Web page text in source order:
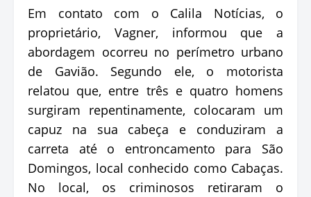
Em contato com o Calila Notícias, o
proprietário, Vagner, informou que a
abordagem ocorreu no perímetro urbano
de Gavião. Segundo ele, o motorista
relatou que, entre três e quatro homens
surgiram repentinamente, colocaram um
capuz na sua cabeça e conduziram a
carreta até o entroncamento para São
Domingos, local conhecido como Cabaças.
No local, os criminosos retiraram o